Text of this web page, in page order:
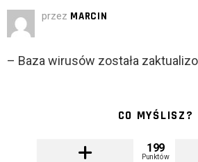
przez MARCIN
– Baza wirusów została
CO MYŚLISZ?
199
Punktów